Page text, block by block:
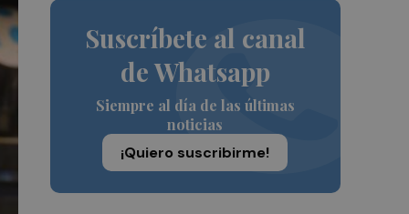
Suscríbete al canal
de Whatsapp
Siempre al día de las últimas
noticias
¡Quiero suscribirme!